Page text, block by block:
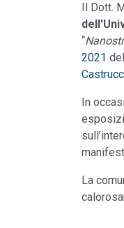
Il Dott.
“
2021
In
La